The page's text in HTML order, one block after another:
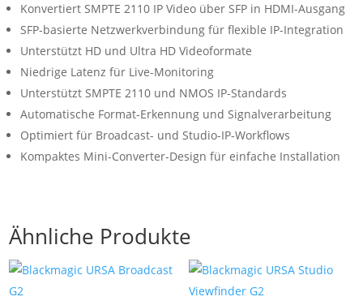
Konvertiert SMPTE 2110 IP Video über SFP in HDMI-Ausgang
SFP-basierte Netzwerkverbindung für flexible IP-Integration
Unterstützt HD und Ultra HD Videoformate
Niedrige Latenz für Live-Monitoring
Unterstützt SMPTE 2110 und NMOS IP-Standards
Automatische Format-Erkennung und Signalverarbeitung
Optimiert für Broadcast- und Studio-IP-Workflows
Kompaktes Mini-Converter-Design für einfache Installation
Ähnliche Produkte